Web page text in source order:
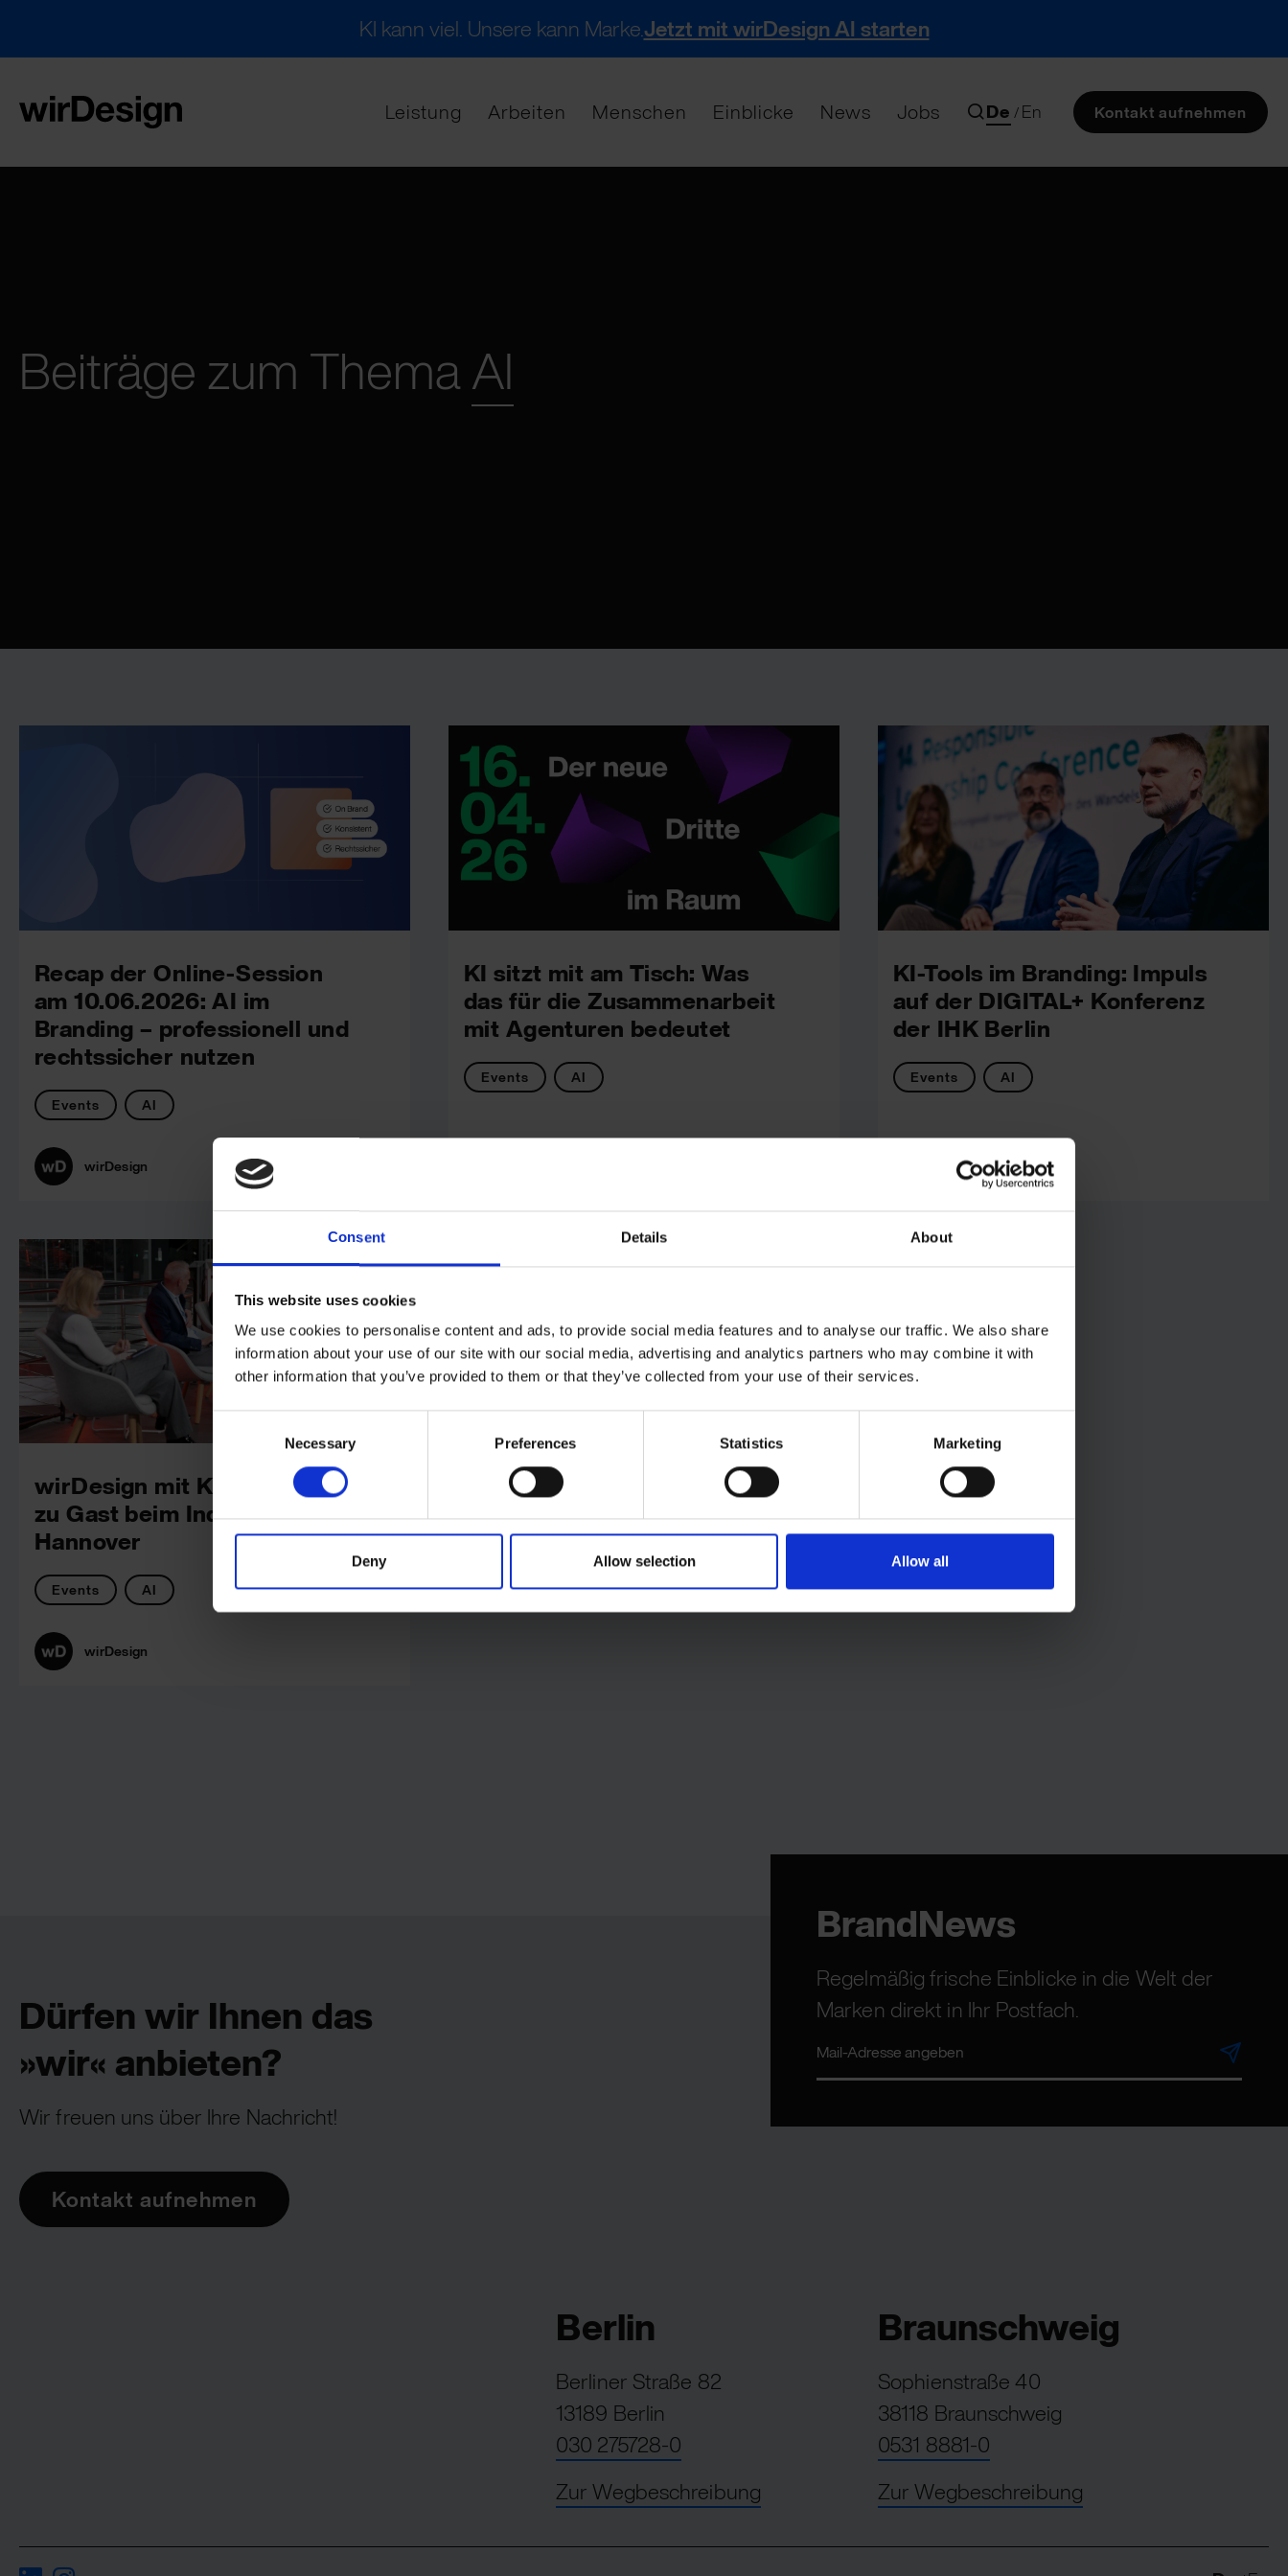
Consent Details About
This website uses cookies
We use cookies to personalise content and ads, to provide social media features and to analyse our traffic. We also share
information about your use of our site with our social media, advertising and analytics partners who may combine it with
other information that you’ve provided to them or that they’ve collected from your use of their services.
Selection
Necessary Preferences Statistics Marketing
Deny Allow selection Allow all
KI kann viel. Unsere kann Marke.Jetzt mit wirDesign AI starten
Leistung Arbeiten Menschen Einblicke News Jobs De /En Kontakt aufnehmen
Beiträge zum ThemaAI
Recap der Online-Session
am 10.06.2026: AI im
Branding – professionell und
rechtssicher nutzen
Events AI
wirDesign
KI sitzt mit am Tisch: Was
das für die Zusammenarbeit
mit Agenturen bedeutet
Events AI
KI-Tools im Branding: Impuls
auf der DIGITAL+ Konferenz
der IHK Berlin
Events AI
wirDesign
wirDesign mit KI-Best-Case
zu Gast beim Industrieclub
Hannover
Events AI
wirDesign
Dürfen wir Ihnen das
»wir« anbieten?
Wir freuen uns über Ihre Nachricht!
Kontakt aufnehmen
BrandNews
Regelmäßig frische Einblicke in die Welt der
Marken direkt in Ihr Postfach.
Berlin
Berliner Straße 82
13189 Berlin
030 275728-0
Zur Wegbeschreibung
Braunschweig
Sophienstraße 40
38118 Braunschweig
0531 8881-0
Zur Wegbeschreibung